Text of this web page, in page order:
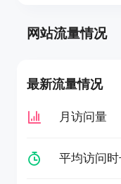
网站流量情况
最新流量情况
月访问量
平均访问时